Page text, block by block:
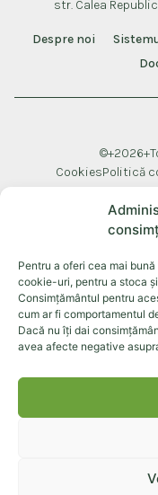
Pentru a oferi cea mai
cookie-uri, pentru a stoca
Consimțământul pentru
cum ar fi comportamentul
Dacă nu îți dai
avea afecte negative
str. Calea
Despre noi
CookiesPolitică